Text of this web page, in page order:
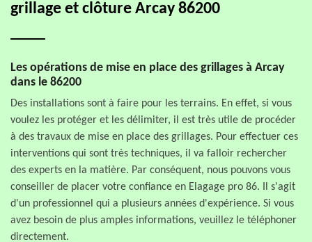
grillage et clôture Arcay 86200
Les opérations de mise en place des grillages à Arcay
dans le 86200
Des installations sont à faire pour les terrains. En effet, si vous
voulez les protéger et les délimiter, il est très utile de procéder
à des travaux de mise en place des grillages. Pour effectuer ces
interventions qui sont très techniques, il va falloir rechercher
des experts en la matière. Par conséquent, nous pouvons vous
conseiller de placer votre confiance en Elagage pro 86. Il s'agit
d'un professionnel qui a plusieurs années d'expérience. Si vous
avez besoin de plus amples informations, veuillez le téléphoner
directement.